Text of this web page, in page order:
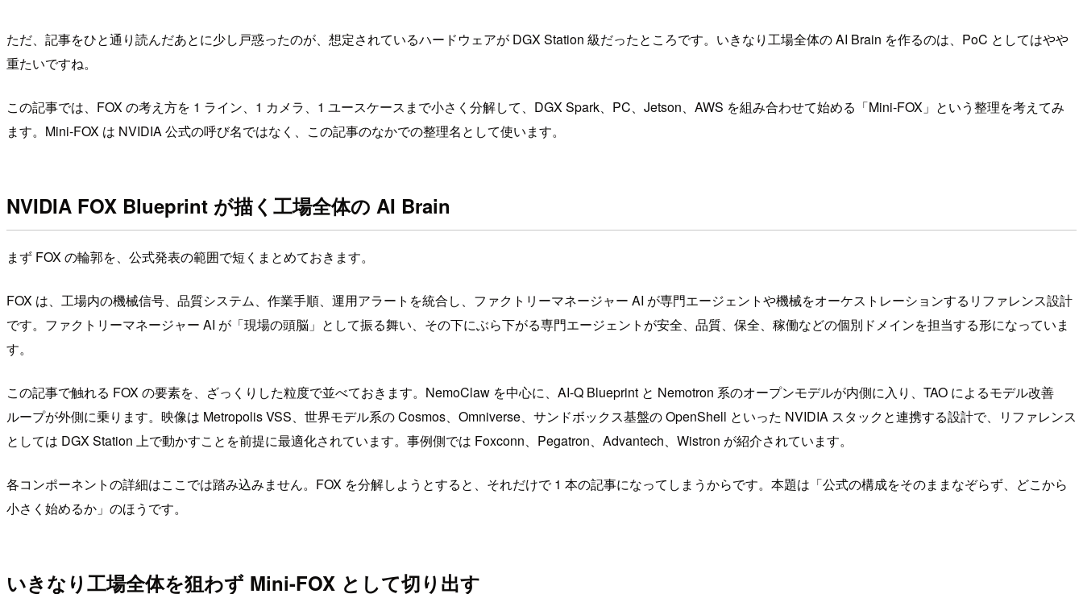
ただ、記事をひと通り読んだあとに少し戸惑ったのが、想定されているハードウェアが DGX Station 級だったところです。いきなり工場全体の AI Brain を作るのは、PoC としてはやや
重たいですね。
この記事では、FOX の考え方を 1 ライン、1 カメラ、1 ユースケースまで小さく分解して、DGX Spark、PC、Jetson、AWS を組み合わせて始める「Mini-FOX」という整理を考えてみ
ます。Mini-FOX は NVIDIA 公式の呼び名ではなく、この記事のなかでの整理名として使います。
NVIDIA FOX Blueprint が描く工場全体の AI Brain
まず FOX の輪郭を、公式発表の範囲で短くまとめておきます。
FOX は、工場内の機械信号、品質システム、作業手順、運用アラートを統合し、ファクトリーマネージャー AI が専門エージェントや機械をオーケストレーションするリファレンス設計
です。ファクトリーマネージャー AI が「現場の頭脳」として振る舞い、その下にぶら下がる専門エージェントが安全、品質、保全、稼働などの個別ドメインを担当する形になっていま
す。
この記事で触れる FOX の要素を、ざっくりした粒度で並べておきます。NemoClaw を中心に、AI-Q Blueprint と Nemotron 系のオープンモデルが内側に入り、TAO によるモデル改善
ループが外側に乗ります。映像は Metropolis VSS、世界モデル系の Cosmos、Omniverse、サンドボックス基盤の OpenShell といった NVIDIA スタックと連携する設計で、リファレンス
としては DGX Station 上で動かすことを前提に最適化されています。事例側では Foxconn、Pegatron、Advantech、Wistron が紹介されています。
各コンポーネントの詳細はここでは踏み込みません。FOX を分解しようとすると、それだけで 1 本の記事になってしまうからです。本題は「公式の構成をそのままなぞらず、どこから
小さく始めるか」のほうです。
いきなり工場全体を狙わず Mini-FOX として切り出す